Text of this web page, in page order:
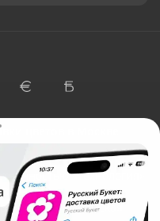
цветов в Москве
«Технология»
ул. Ипподромская,